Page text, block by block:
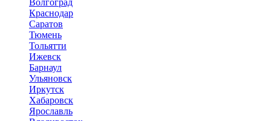
Волгоград
Краснодар
Саратов
Тюмень
Тольятти
Ижевск
Барнаул
Ульяновск
Иркутск
Хабаровск
Ярославль